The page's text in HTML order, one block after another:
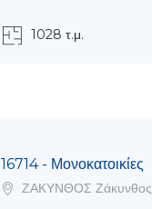
1028 τ.μ.
16714 - Μονοκατοικίες
ΖΑΚΥΝΘΟΣ